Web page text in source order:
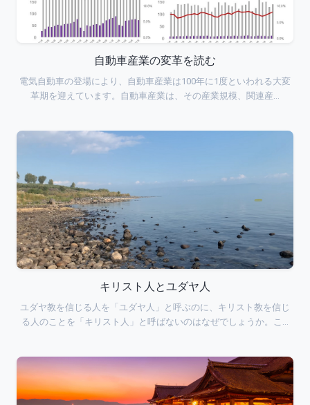
自動車産業の変革を読む
電気自動車の登場により、自動車産業は100年に1度といわれる大変
革期を迎えています。自動車産業は、その産業規模、関連産…
キリスト人とユダヤ人
ユダヤ教を信じる人を「ユダヤ人」と呼ぶのに、キリスト教を信じ
る人のことを「キリスト人」と呼ばないのはなぜでしょうか。こ…